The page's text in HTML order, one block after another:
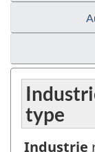
type
Industrie